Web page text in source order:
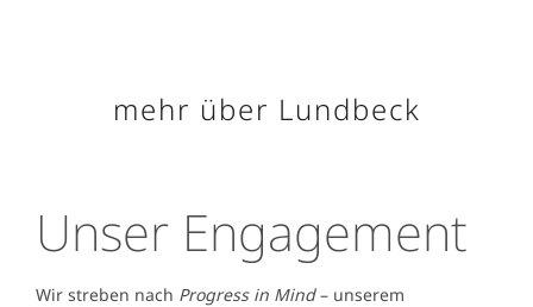
mehr über Lundbeck
Unser Engagement
Wir streben nach Progress in Mind– unserem